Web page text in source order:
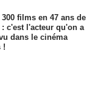
300 films en 47 ans de
: c'est l'acteur qu'on a
dans le cinéma
!